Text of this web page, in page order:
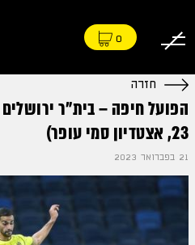
0
חזרה
23, אצטדיון סמי עופר)
21 בפברואר 2023